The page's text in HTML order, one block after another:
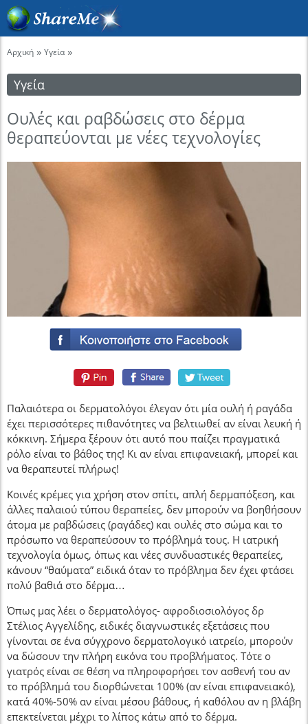
Αρχική » Υγεία »
Υγεία
Ουλές και ραβδώσεις στο δέρμα
θεραπεύονται με νέες τεχνολογίες
Παλαιότερα οι δερματολόγοι έλεγαν ότι μία ουλή ή ραγάδα
έχει περισσότερες πιθανότητες να βελτιωθεί αν είναι λευκή ή
κόκκινη. Σήμερα ξέρουν ότι αυτό που παίζει πραγματικά
ρόλο είναι το βάθος της! Κι αν είναι επιφανειακή, μπορεί και
να θεραπευτεί πλήρως!
Κοινές κρέμες για χρήση στον σπίτι, απλή δερμαπόξεση, και
άλλες παλαιού τύπου θεραπείες, δεν μπορούν να βοηθήσουν
άτομα με ραβδώσεις (ραγάδες) και ουλές στο σώμα και το
πρόσωπο να θεραπεύσουν το πρόβλημά τους. Η ιατρική
τεχνολογία όμως, όπως και νέες συνδυαστικές θεραπείες,
κάνουν “θαύματα” ειδικά όταν το πρόβλημα δεν έχει φτάσει
πολύ βαθιά στο δέρμα…
Όπως μας λέει ο δερματολόγος- αφροδιοσιολόγος δρ
Στέλιος Αγγελίδης, ειδικές διαγνωστικές εξετάσεις που
γίνονται σε ένα σύγχρονο δερματολογικό ιατρείο, μπορούν
να δώσουν την πλήρη εικόνα του προβλήματος. Τότε ο
γιατρός είναι σε θέση να πληροφορήσει τον ασθενή του αν
το πρόβλημά του διορθώνεται 100% (αν είναι επιφανειακό),
κατά 40%-50% αν είναι μέσου βάθους, ή καθόλου αν η βλάβη
επεκτείνεται μέχρι το λίπος κάτω από το δέρμα.